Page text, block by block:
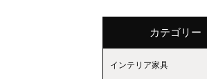
カテゴリー
インテリア家具